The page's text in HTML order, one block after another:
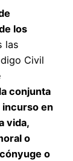
los
las
Civil
conjunta
incurso en
vida,
o
o